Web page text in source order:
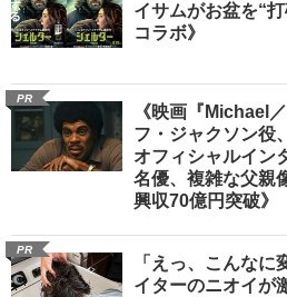
イサムがお盆を“
コラボ》
PR
《映画『Michael
フ・ジャクソン役
オフィシャルイン
名優、複雑な父親
興収70億円突破》
PR
「えっ、こんなに
イターのニオイ